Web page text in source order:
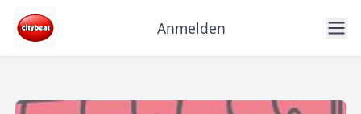
Anmelden